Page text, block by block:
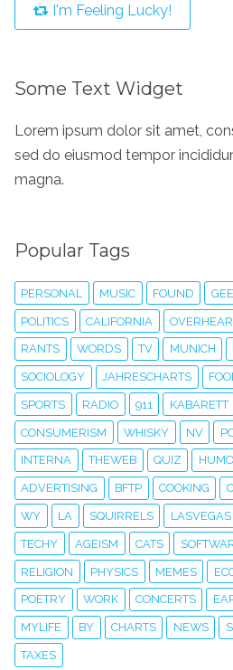
I'm Feeling Lucky!
Some Text Widget
Lorem ipsum dolor sit amet,
sed do eiusmod tempor
magna.
Popular Tags
PERSONAL MUSIC FOUND
POLITICS CALIFORNIA
RANTS WORDS TV MUNICH
SOCIOLOGY JAHRESCHARTS
SPORTS RADIO 911 KABARETT
CONSUMERISM WHISKY NV
INTERNA THEWEB QUIZ
ADVERTISING BFTP COOKING
WY LA SQUIRRELS LASVEGAS
TECHY AGEISM CATS
RELIGION PHYSICS MEMES
POETRY WORK CONCERTS
MYLIFE BY CHARTS NEWS
TAXES